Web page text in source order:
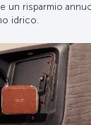
un risparmio
idrico.